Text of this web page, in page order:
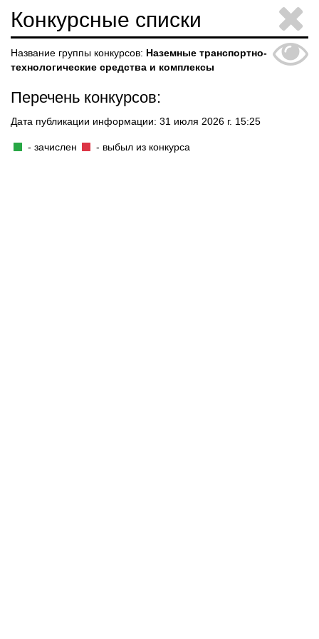
Конкурсные списки
Название группы конкурсов: Наземные транспортно-
технологические средства и комплексы
Перечень конкурсов:
Дата публикации информации: 31 июля 2026 г. 15:25
- зачислен - выбыл из конкурса